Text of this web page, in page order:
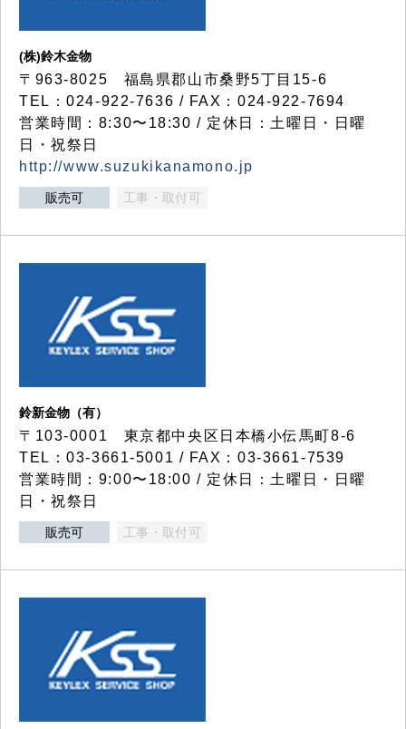
(株)鈴木金物
〒963-8025 福島県郡山市桑野5丁目15-6
TEL：024-922-7636 / FAX：024-922-7694
営業時間：8:30〜18:30 / 定休日：土曜日・日曜
日・祝祭日
http://www.suzukikanamono.jp
販売可 工事・取付可
鈴新金物（有）
〒103-0001 東京都中央区日本橋小伝馬町8-6
TEL：03-3661-5001 / FAX：03-3661-7539
営業時間：9:00〜18:00 / 定休日：土曜日・日曜
日・祝祭日
販売可 工事・取付可